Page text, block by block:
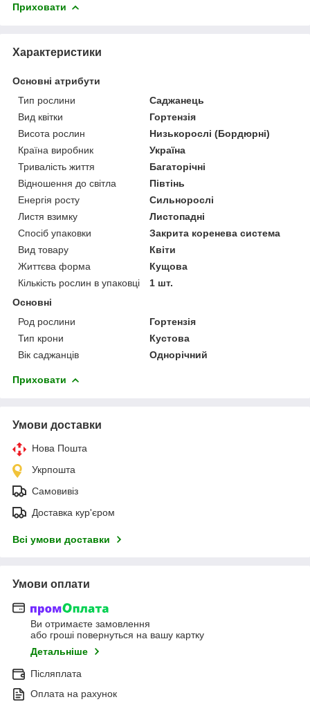
Приховати
Характеристики
Основні атрибути
Тип рослини
Саджанець
Вид квітки
Гортензія
Висота рослин
Низькорослі (Бордюрні)
Країна виробник
Україна
Тривалість життя
Багаторічні
Відношення до світла
Півтінь
Енергія росту
Сильнорослі
Листя взимку
Листопадні
Спосіб упаковки
Закрита коренева система
Вид товару
Квіти
Життєва форма
Кущова
Кількість рослин в упаковці
1 шт.
Основні
Род рослини
Гортензія
Тип крони
Кустова
Вік саджанців
Однорічний
Приховати
Умови доставки
Нова Пошта
Укрпошта
Самовивіз
Доставка кур'єром
Всі умови доставки
Умови оплати
Ви отримаєте замовлення
або гроші повернуться на вашу картку
Детальніше
Післяплата
Оплата на рахунок